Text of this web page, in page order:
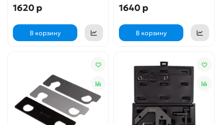
1620 р
В корзину
1640 р
В корзину